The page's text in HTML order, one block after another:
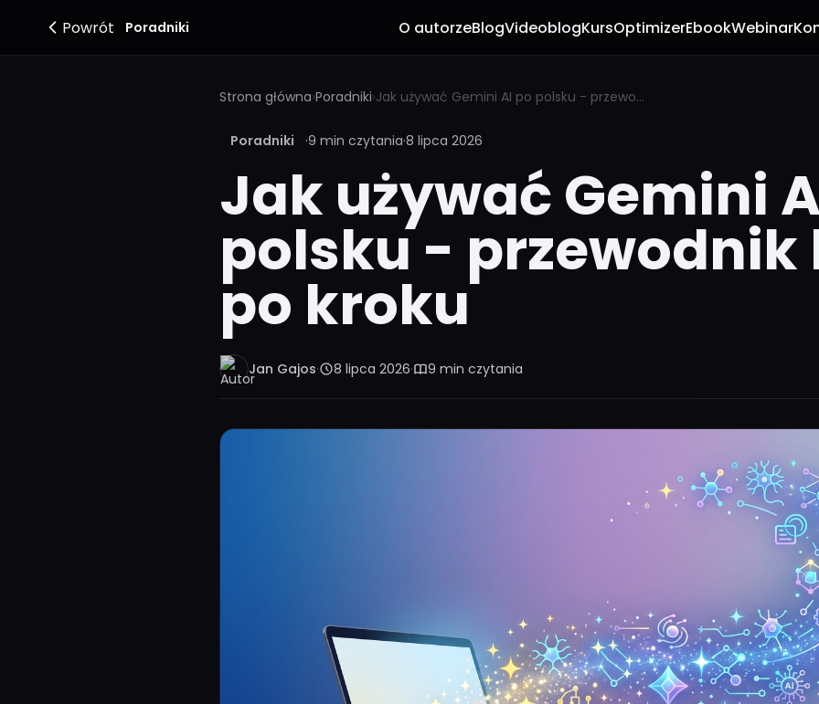
Powrót Poradniki O autorzeBlogVideoblogKursOptimizerEbookWebinar
Strona główna›Poradniki› Jak używać Gemini AI po polsku - przewodnik krok po kroku
Poradniki ·9 min czytania·8 lipca 2026
Jak używać Gemini
polsku - przewodnik
po kroku
Jan Gajos· 8 lipca 2026· 9 min czytania